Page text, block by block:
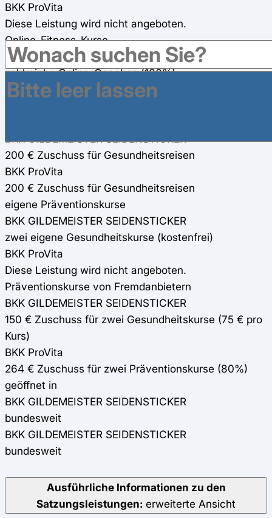
BKK ProVita
Diese Leistung wird nicht angeboten.
Online-Fitness-Kurse
BKK GILDEMEISTER SEIDENSTICKER
zahlreiche Online-Coaches (100%)
BKK ProVita
BKK GILDEMEISTER SEIDENSTICKER
200 € Zuschuss für Gesundheitsreisen
BKK ProVita
200 € Zuschuss für Gesundheitsreisen
eigene Präventionskurse
BKK GILDEMEISTER SEIDENSTICKER
zwei eigene Gesundheitskurse (kostenfrei)
BKK ProVita
Diese Leistung wird nicht angeboten.
Präventionskurse von Fremdanbietern
BKK GILDEMEISTER SEIDENSTICKER
150 € Zuschuss für zwei Gesundheitskurse (75 € pro
Kurs)
BKK ProVita
264 € Zuschuss für zwei Präventionskurse (80%)
geöffnet in
BKK GILDEMEISTER SEIDENSTICKER
bundesweit
BKK GILDEMEISTER SEIDENSTICKER
bundesweit
Ausführliche Informationen zu den
Satzungsleistungen: erweiterte Ansicht